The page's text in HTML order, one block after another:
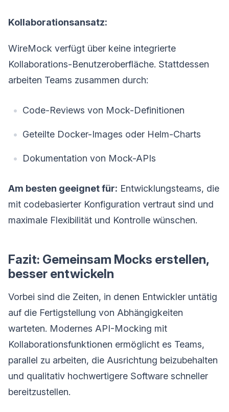
Kollaborationsansatz:
WireMock verfügt über keine integrierte
Kollaborations-Benutzeroberfläche. Stattdessen
arbeiten Teams zusammen durch:
Code-Reviews von Mock-Definitionen
Geteilte Docker-Images oder Helm-Charts
Dokumentation von Mock-APIs
Am besten geeignet für: Entwicklungsteams, die
mit codebasierter Konfiguration vertraut sind und
maximale Flexibilität und Kontrolle wünschen.
Fazit: Gemeinsam Mocks erstellen,
besser entwickeln
Vorbei sind die Zeiten, in denen Entwickler untätig
auf die Fertigstellung von Abhängigkeiten
warteten. Modernes API-Mocking mit
Kollaborationsfunktionen ermöglicht es Teams,
parallel zu arbeiten, die Ausrichtung beizubehalten
und qualitativ hochwertigere Software schneller
bereitzustellen.